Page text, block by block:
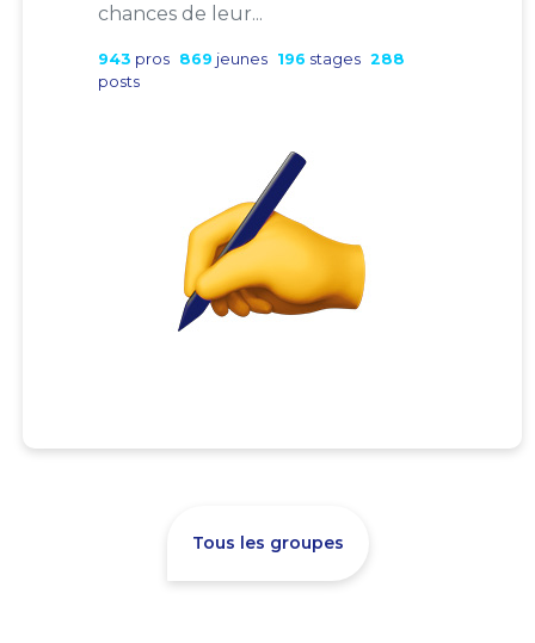
chances de leur...
943 pros 869 jeunes 196 stages 288
posts
Tous les groupes